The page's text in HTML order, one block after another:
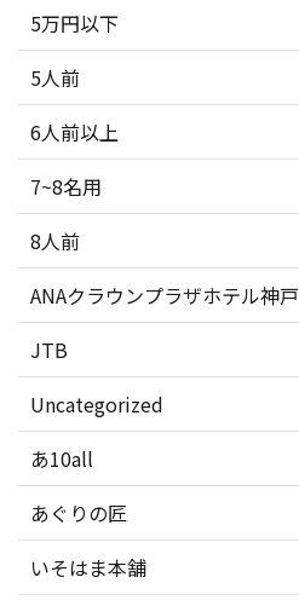
5万円以下
5人前
6人前以上
7~8名用
8人前
ANAクラウンプラザホテル神戸
JTB
Uncategorized
あ10all
あぐりの匠
いそはま本舗